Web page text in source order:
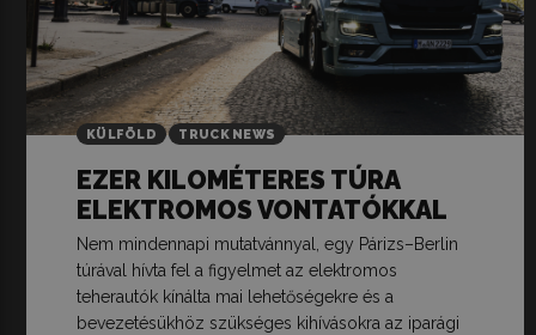
KÜLFÖLD TRUCK NEWS
EZER KILOMÉTERES TÚRA
ELEKTROMOS VONTATÓKKAL
Nem mindennapi mutatvánnyal, egy Párizs–Berlin
túrával hívta fel a figyelmet az elektromos
teherautók kínálta mai lehetőségekre és a
bevezetésükhöz szükséges kihívásokra az iparági